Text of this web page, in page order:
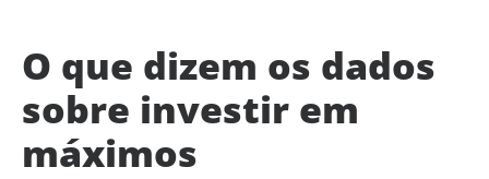
O que dizem os dados
sobre investir em
máximos